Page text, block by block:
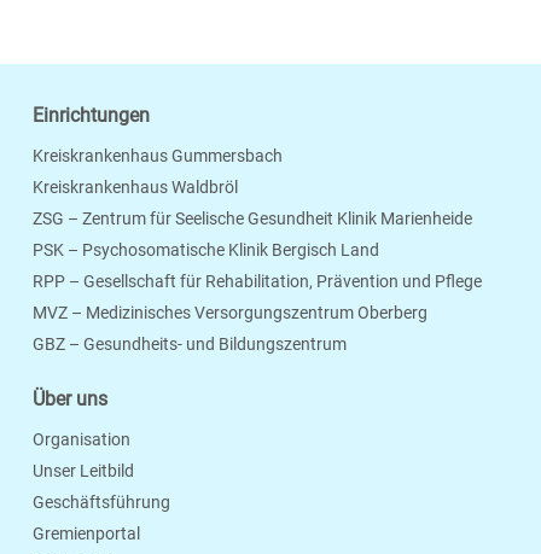
Seite Drucken
Einrichtungen
Kreiskrankenhaus Gummersbach
Kreiskrankenhaus Waldbröl
ZSG – Zentrum für Seelische Gesundheit Klinik Marienheide
PSK – Psychosomatische Klinik Bergisch Land
RPP – Gesellschaft für Rehabilitation, Prävention und Pflege
MVZ – Medizinisches Versorgungszentrum Oberberg
GBZ – Gesundheits- und Bildungszentrum
Über uns
Organisation
Unser Leitbild
Geschäftsführung
Gremienportal